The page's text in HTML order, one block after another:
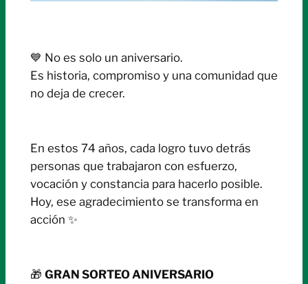
💙 No es solo un aniversario.
Es historia, compromiso y una comunidad que
no deja de crecer.
En estos 74 años, cada logro tuvo detrás
personas que trabajaron con esfuerzo,
vocación y constancia para hacerlo posible.
Hoy, ese agradecimiento se transforma en
acción ✨
🎁 GRAN SORTEO ANIVERSARIO